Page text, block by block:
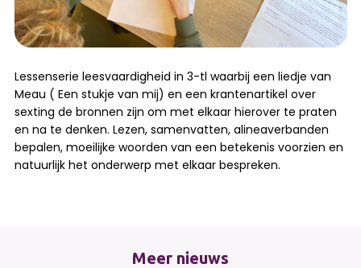
Lessenserie leesvaardigheid in 3-tl waarbij een liedje van
Meau ( Een stukje van mij) en een krantenartikel over
sexting de bronnen zijn om met elkaar hierover te praten
en na te denken. Lezen, samenvatten, alineaverbanden
bepalen, moeilijke woorden van een betekenis voorzien en
natuurlijk het onderwerp met elkaar bespreken.
Meer nieuws